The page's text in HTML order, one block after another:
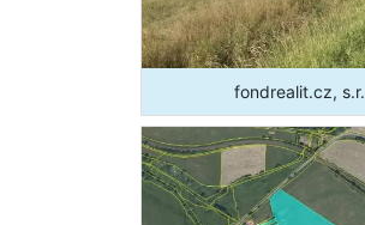
fondrealit.cz,